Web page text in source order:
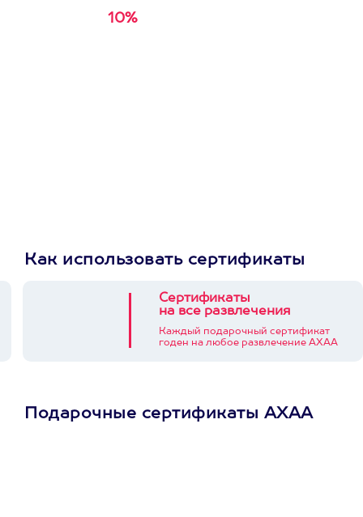
10%
Как использовать сертификаты
Сертификаты
на все развлечения
Каждый подарочный сертификат
годен на любое развлечение АХАА
Подарочные сертификаты АХАА